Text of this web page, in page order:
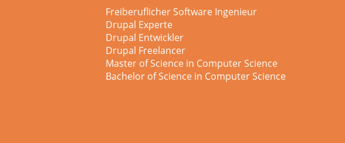
Freiberuflicher Software Ingenieur
Drupal Experte
Drupal Entwickler
Drupal Freelancer
Master of Science in Computer Science
Bachelor of Science in Computer Science